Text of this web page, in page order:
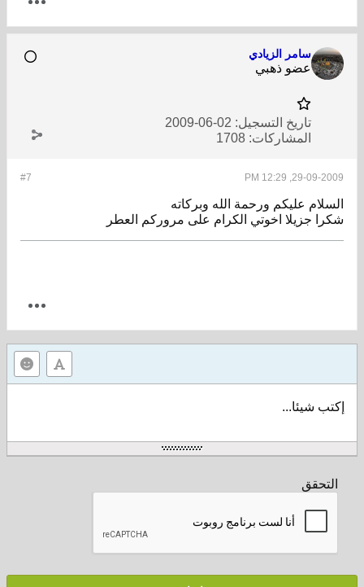
سامر الزيادي
عضو ذهبي
تاريخ التسجيل: 02-06-2009
المشاركات: 1708
#7 29-09-2009, 12:29 PM
السلام عليكم ورحمة الله وبركاته
شكرا جزيلا اخوتي الكرام على مروركم العطر
إكتب شيئا...
التحقق